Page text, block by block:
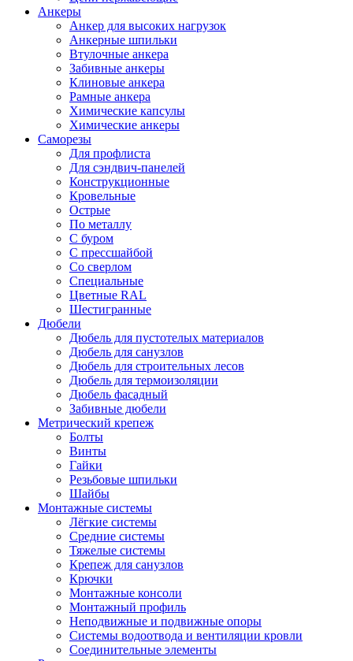
Анкеры
Анкер для высоких нагрузок
Анкерные шпильки
Втулочные анкера
Забивные анкеры
Клиновые анкера
Рамные анкера
Химические капсулы
Химические анкеры
Саморезы
Для профлиста
Для сэндвич-панелей
Конструкционные
Кровельные
Острые
По металлу
С буром
С прессшайбой
Со сверлом
Специальные
Цветные RAL
Шестигранные
Дюбели
Дюбель для пустотелых материалов
Дюбель для санузлов
Дюбель для строительных лесов
Дюбель для термоизоляции
Дюбель фасадный
Забивные дюбели
Метрический крепеж
Болты
Винты
Гайки
Резьбовые шпильки
Шайбы
Монтажные системы
Лёгкие системы
Средние системы
Тяжелые системы
Крепеж для санузлов
Крючки
Монтажные консоли
Монтажный профиль
Неподвижные и подвижные опоры
Системы водоотвода и вентиляции кровли
Соединительные элементы